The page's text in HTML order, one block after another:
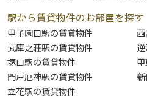
駅から賃貸物件のお部屋を探す
甲子園口駅の賃貸物件
武庫之荘駅の賃貸物件
塚口駅の賃貸物件
門戸厄神駅の賃貸物件
立花駅の賃貸物件